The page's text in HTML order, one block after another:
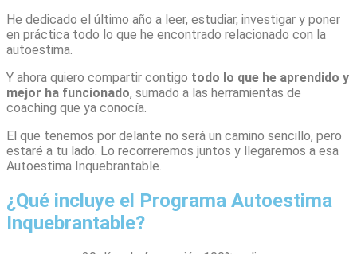
He dedicado el último año a leer, estudiar, investigar y poner
en práctica todo lo que he encontrado relacionado con la
autoestima.
Y ahora quiero compartir contigo todo lo que he aprendido y
mejor ha funcionado, sumado a las herramientas de
coaching que ya conocía.
El que tenemos por delante no será un camino sencillo, pero
estaré a tu lado. Lo recorreremos juntos y llegaremos a esa
Autoestima Inquebrantable.
¿Qué incluye el Programa Autoestima
Inquebrantable?